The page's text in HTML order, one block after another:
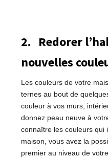
2. Redorer
nouvelles
Les couleurs de votre
ternes au bout de
couleur à vos murs,
donnez peau neuve à
connaître les couleurs qui
maison, vous avez la
premier au niveau de